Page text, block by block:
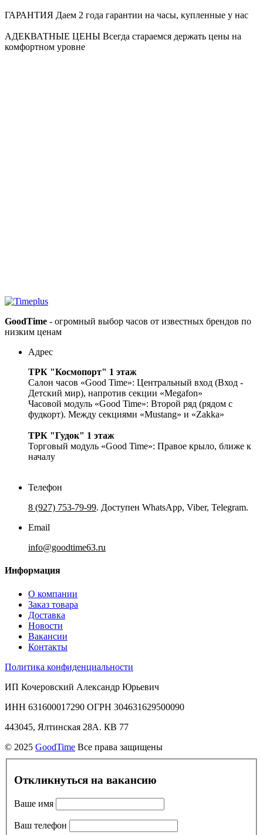
ГАРАНТИЯ Даем 2 года гарантии на часы, купленные у нас
АДЕКВАТНЫЕ ЦЕНЫ Всегда стараемся держать цены на
комфортном уровне
GoodTime - огромный выбор часов от известных брендов по
низким ценам
Адрес
ТРК "Космопорт" 1 этаж
Салон часов «Good Time»: Центральный вход (Вход -
Детский мир), напротив секции «Megafon»
Часовой модуль «Good Time»: Второй ряд (рядом с
фудкорт). Между секциями «Mustang» и «Zakka»
ТРК "Гудок" 1 этаж
Торговый модуль «Good Time»: Правое крыло, ближе к
началу
Телефон
8 (927) 753-79-99. Доступен WhatsApp, Viber, Telegram.
Email
info@goodtime63.ru
Информация
О компании
Заказ товара
Доставка
Новости
Вакансии
Контакты
Политика конфиденциальности
ИП Кочеровский Александр Юрьевич
ИНН 631600017290 ОГРН 304631629500090
443045, Ялтинская 28А. КВ 77
© 2025 GoodTime Все права защищены
Откликнуться на вакансию
Ваше имя
Ваш телефон